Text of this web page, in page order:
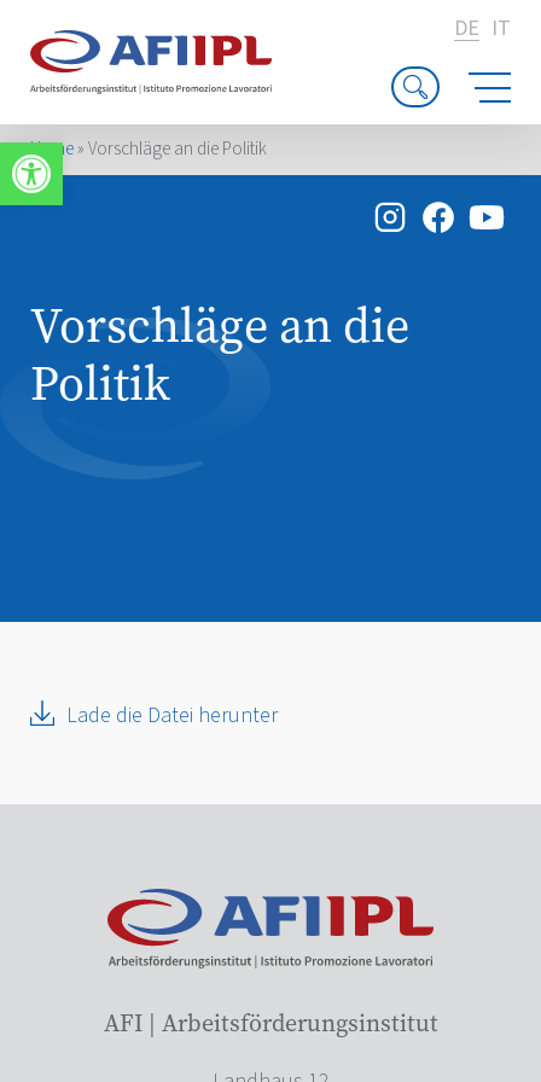
Werkzeugleiste öffnen
DE IT
Home»Vorschläge an die Politik
Vorschläge an die
Politik
Lade die Datei herunter
AFI | Arbeitsförderungsinstitut